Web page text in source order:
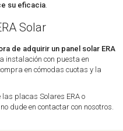
su eficacia.
Solar
de adquirir un panel solar ERA
instalación con puesta en
en cómodas cuotas y la
placas Solares ERA o
dude en contactar con nosotros.